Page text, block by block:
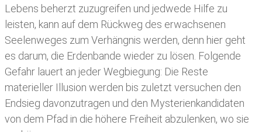
Lebens beherzt zuzugreifen und jedwede Hilfe zu
leisten, kann auf dem Rückweg des erwachsenen
Seelenweges zum Verhängnis werden, denn hier geht
es darum, die Erdenbande wieder zu lösen. Folgende
Gefahr lauert an jeder Wegbiegung: Die Reste
materieller Illusion werden bis zuletzt versuchen den
Endsieg davonzutragen und den Mysterienkandidaten
von dem Pfad in die höhere Freiheit abzulenken, wo sie